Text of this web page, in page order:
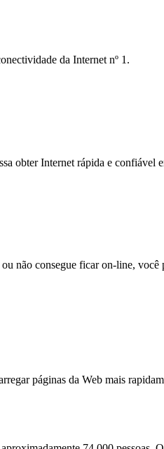
da Internet nº 1.
obter Internet rápida e confiável
não consegue ficar on-line,
páginas da Web mais